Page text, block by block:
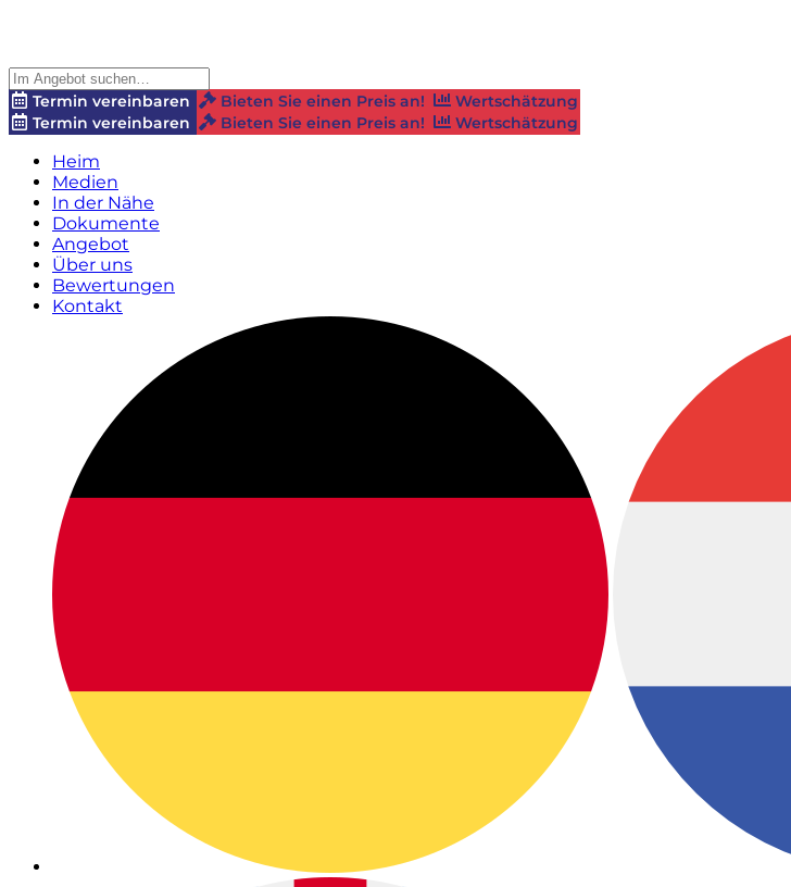
Termin vereinbaren Bieten Sie einen Preis an!
Wertschätzung
Termin vereinbaren
Bieten Sie einen Preis an! Wertschätzung
Heim
Medien
In der Nähe
Dokumente
Angebot
Über uns
Bewertungen
Kontakt